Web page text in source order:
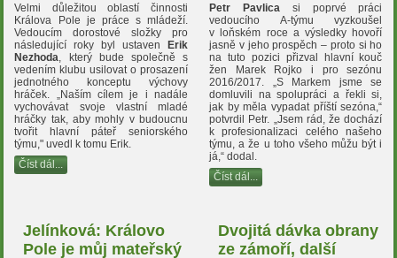
Velmi důležitou oblastí činnosti
Králova Pole je práce s mládeží.
Vedoucím dorostové složky pro
následující roky byl ustaven Erik
Nezhoda
, který bude společně s
vedením klubu usilovat o prosazení
jednotného konceptu výchovy
hráček. „Naším cílem je i nadále
vychovávat svoje vlastní mladé
hráčky tak, aby mohly v budoucnu
tvořit hlavní páteř seniorského
týmu," uvedl k tomu Erik.
Číst dál...
Petr Pavlica si poprvé práci
vedoucího A-týmu vyzkoušel
v loňském roce a výsledky hovoří
jasně v jeho prospěch – proto si ho
na tuto pozici přizval hlavní kouč
žen Marek Rojko i pro sezónu
2016/2017. „S Markem jsme se
domluvili na spolupráci a řekli si,
jak by měla vypadat příští sezóna,“
potvrdil Petr. „Jsem rád, že dochází
k profesionalizaci celého našeho
týmu, a že u toho všeho můžu být i
já,“ dodal.
Číst dál...
Jelínková: Královo
Pole je můj mateřský
Dvojitá dávka obrany
ze zámoří, další